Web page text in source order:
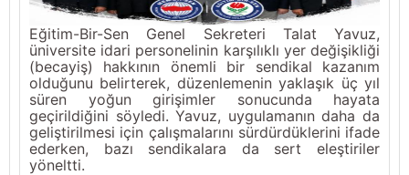
Eğitim-Bir-Sen Genel Sekreteri Talat Yavuz,
üniversite idari personelinin karşılıklı yer değişikliği
(becayiş) hakkının önemli bir sendikal kazanım
olduğunu belirterek, düzenlemenin yaklaşık üç yıl
süren yoğun girişimler sonucunda hayata
geçirildiğini söyledi. Yavuz, uygulamanın daha da
geliştirilmesi için çalışmalarını sürdürdüklerini ifade
ederken, bazı sendikalara da sert eleştiriler
yöneltti.